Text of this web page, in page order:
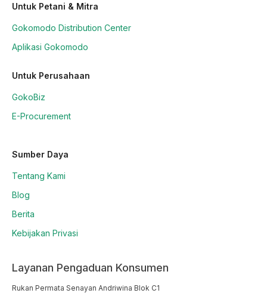
Untuk Petani & Mitra
Gokomodo Distribution Center
Aplikasi Gokomodo
Untuk Perusahaan
GokoBiz
E-Procurement
Sumber Daya
Tentang Kami
Blog
Berita
Kebijakan Privasi
Layanan Pengaduan Konsumen
Rukan Permata Senayan Andriwina Blok C1